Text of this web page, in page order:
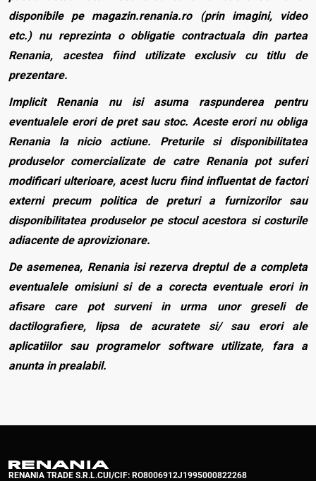
disponibile pe magazin.renania.ro (prin imagini, video
etc.) nu reprezinta o obligatie contractuala din partea
Renania, acestea fiind utilizate exclusiv cu titlu de
prezentare.
Implicit Renania nu isi asuma raspunderea pentru
eventualele erori de pret sau stoc. Aceste erori nu obliga
Renania la nicio actiune. Preturile si disponibilitatea
produselor comercializate de catre Renania pot suferi
modificari ulterioare, acest lucru fiind influentat de factori
externi precum politica de preturi a furnizorilor sau
disponibilitatea produselor pe stocul acestora si costurile
adiacente de aprovizionare.
De asemenea, Renania isi rezerva dreptul de a completa
eventualele omisiuni si de a corecta eventuale erori in
afisare care pot surveni in urma unor greseli de
dactilografiere, lipsa de acuratete si/ sau erori ale
aplicatiilor sau programelor software utilizate, fara a
anunta in prealabil.
RENANIA TRADE S.R.L.CUI/CIF: RO8006912J1995000822268